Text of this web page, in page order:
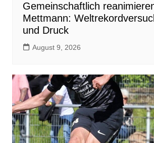
Gemeinschaftlich
Mettmann:
und Druck
August 9, 2026